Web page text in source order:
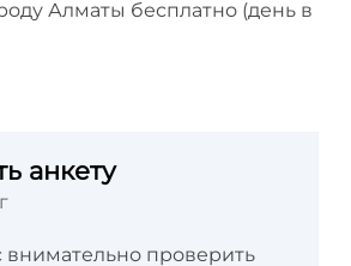
Алматы бесплатно (день в
анкету
внимательно проверить